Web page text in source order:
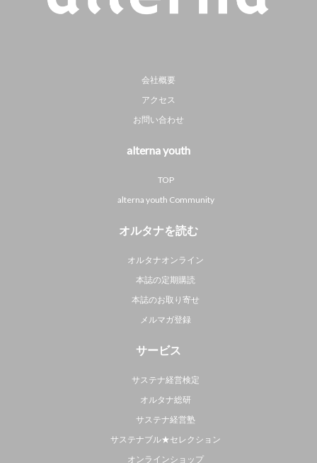
会社概要
アクセス
お問い合わせ
alterna youth
TOP
alterna youth Community
オルタナを読む
オルタナオンライン
本誌の定期購読
本誌のお取り寄せ
メルマガ登録
サービス
サステナ経営検定
オルタナ総研
サステナ経営塾
サステナブル★セレクション
オンラインショップ